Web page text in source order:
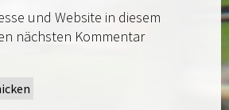
und Website in diesem
nächsten Kommentar